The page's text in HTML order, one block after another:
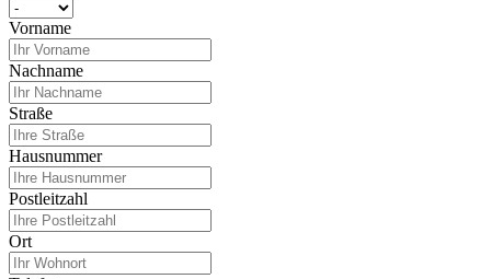
Vorname
Nachname
Straße
Hausnummer
Postleitzahl
Ort